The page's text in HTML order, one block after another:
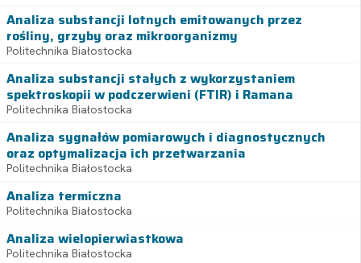
Analiza substancji lotnych emitowanych przez
rośliny, grzyby oraz mikroorganizmy
Politechnika Białostocka
Analiza substancji stałych z wykorzystaniem
spektroskopii w podczerwieni (FTIR) i Ramana
Politechnika Białostocka
Analiza sygnałów pomiarowych i diagnostycznych
oraz optymalizacja ich przetwarzania
Politechnika Białostocka
Analiza termiczna
Politechnika Białostocka
Analiza wielopierwiastkowa
Politechnika Białostocka